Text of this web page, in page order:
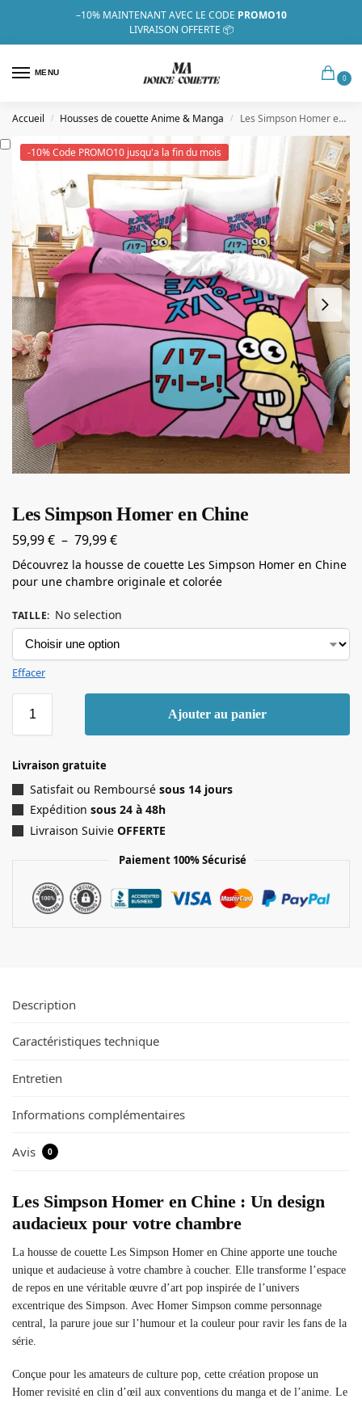
–10% MAINTENANT AVEC LE CODE PROMO10
LIVRAISON OFFERTE 📦
MENU
0
Accueil / Housses de couette Anime & Manga / Les Simpson Homer en Chine
-10% Code PROMO10 jusqu'a la fin du mois
Les Simpson Homer en Chine
59,99€ – 79,99€
Découvrez la housse de couette Les Simpson Homer en Chine
pour une chambre originale et colorée
TAILLE: No selection
Effacer
Ajouter au panier
Livraison gratuite
Satisfait ou Remboursé sous 14 jours
Expédition sous 24 à 48h
Livraison Suivie OFFERTE
Paiement 100% Sécurisé
Description
Caractéristiques technique
Entretien
Informations complémentaires
Avis 0
Les Simpson Homer en Chine : Un design
audacieux pour votre chambre
La housse de couette Les Simpson Homer en Chine apporte une touche
unique et audacieuse à votre chambre à coucher. Elle transforme l’espace
de repos en une véritable œuvre d’art pop inspirée de l’univers
excentrique des Simpson. Avec Homer Simpson comme personnage
central, la parure joue sur l’humour et la couleur pour ravir les fans de la
série.
Conçue pour les amateurs de culture pop, cette création propose un
Homer revisité en clin d’œil aux conventions du manga et de l’anime. Le